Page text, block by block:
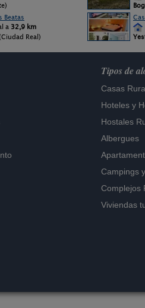
Beatas
a 32,9 km
Real)
Tipos de
Casas
Hoteles y
Hostales
Albergues
Campings
Complejos
Viviendas